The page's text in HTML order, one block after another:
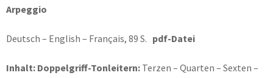
Arpeggio
Deutsch – English – Français, 89 S. pdf-Datei
Inhalt: Doppelgriff-Tonleitern: Terzen – Quarten – Sexten –